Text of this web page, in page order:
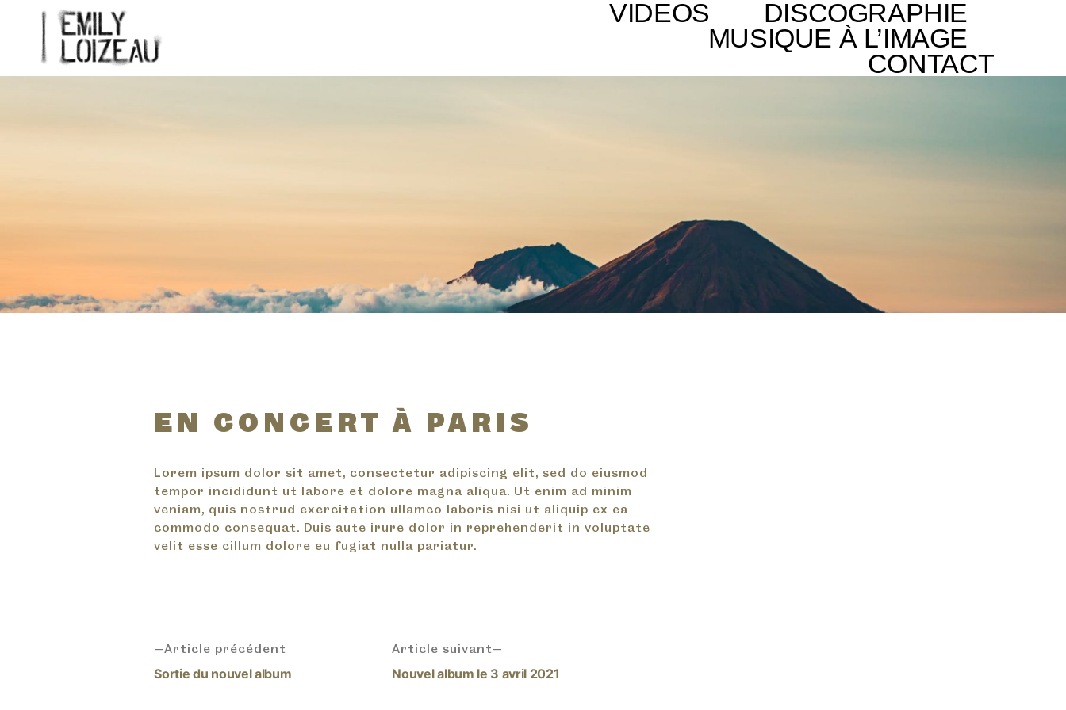
VIDEOS
DISCOGRAPHIE
MUSIQUE À L’IMAGE
CONTACT
EN CONCERT À PARIS
Lorem ipsum dolor sit amet, consectetur adipiscing elit, sed do eiusmod
tempor incididunt ut labore et dolore magna aliqua. Ut enim ad minim
veniam, quis nostrud exercitation ullamco laboris nisi ut aliquip ex ea
commodo consequat. Duis aute irure dolor in reprehenderit in voluptate
velit esse cillum dolore eu fugiat nulla pariatur.
Article précédent
Sortie du nouvel album
Article suivant
Nouvel album le 3 avril 2021